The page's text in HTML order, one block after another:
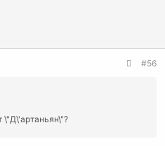
#56
\"Д\'артаньян\"?